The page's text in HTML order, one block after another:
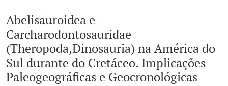
Abelisauroidea e
Carcharodontosauridae
(Theropoda,Dinosauria) na América do
Sul durante do Cretáceo. Implicações
Paleogeográficas e Geocronológicas